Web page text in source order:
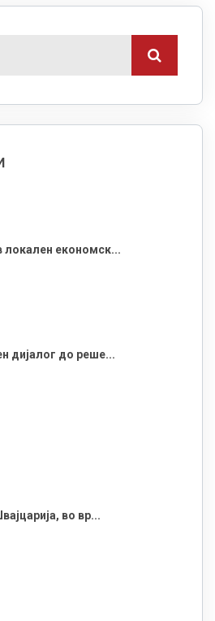
економск...
дијалог до реше...
во вр...